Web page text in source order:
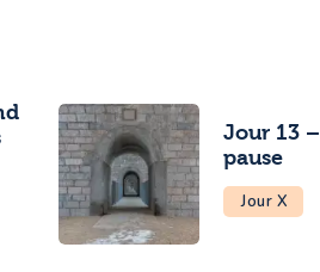
Jour 13
pause
Jour X